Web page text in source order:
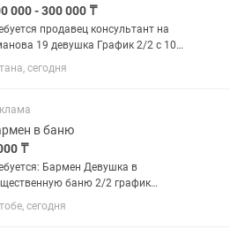
000 - 300 000 ₸
продавец консультант на
19 девушка График 2/2 с 10
и пенсионеры не
так как нужно на
шустрые, так как продажи...
сегодня
в баню
₸
Бармен Девушка в
баню 2/2 график
с 11:00 до 23:30 выход 9000т.
нужна!!! Желательно 11 микр.
сегодня